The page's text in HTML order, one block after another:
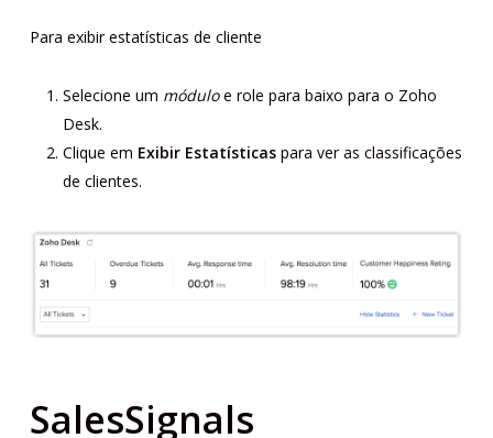
Para exibir estatísticas de cliente
Selecione um móduloe role para baixo para o Zoho
Desk.
Clique em Exibir Estatísticaspara ver as classificações
de clientes.
SalesSignals